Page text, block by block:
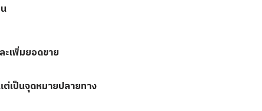
เพิ่มยอดขาย
ต่เป็นจุดหมายปลายทาง